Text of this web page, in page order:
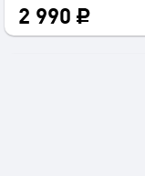
2 990